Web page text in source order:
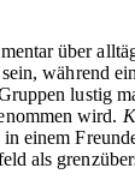
über
während
lustig
wird.
in einem
als